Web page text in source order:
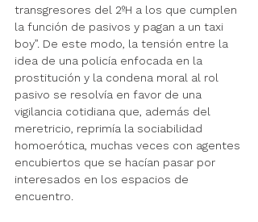
transgresores del 2ºH a los que cumplen
la función de pasivos y pagan a un taxi
boy”. De este modo, la tensión entre la
idea de una policía enfocada en la
prostitución y la condena moral al rol
pasivo se resolvía en favor de una
vigilancia cotidiana que, además del
meretricio, reprimía la sociabilidad
homoerótica, muchas veces con agentes
encubiertos que se hacían pasar por
interesados en los espacios de
encuentro.